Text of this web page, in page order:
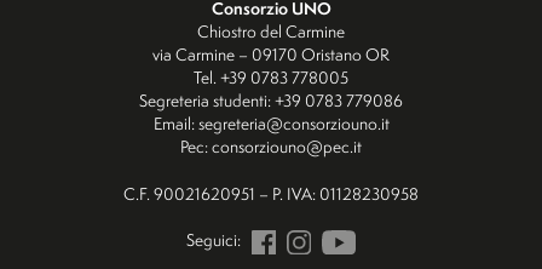
Consorzio UNO
Chiostro del Carmine
via Carmine – 09170 Oristano OR
Tel. +39 0783 778005
Segreteria studenti: +39 0783 779086
Email: segreteria@consorziouno.it
Pec: consorziouno@pec.it
C.F. 90021620951 – P. IVA: 01128230958
Seguici: